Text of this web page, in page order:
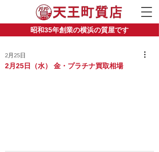
昭和35年創業の横浜の質屋です
2月25日（水） 金・プラチナ買取相場
2月25日